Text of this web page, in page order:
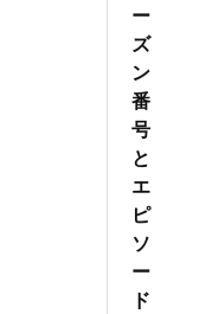
ー
ズ
ン
番
号
と
エ
ピ
ソ
ー
ド